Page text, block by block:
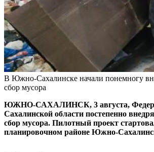
В Южно-Сахалинске начали понемногу
сбор мусора
ЮЖНО-САХАЛИНСК, 3 августа,
Сахалинской области постепенно
сбор мусора. Пилотный проект
планировочном районе Южно-